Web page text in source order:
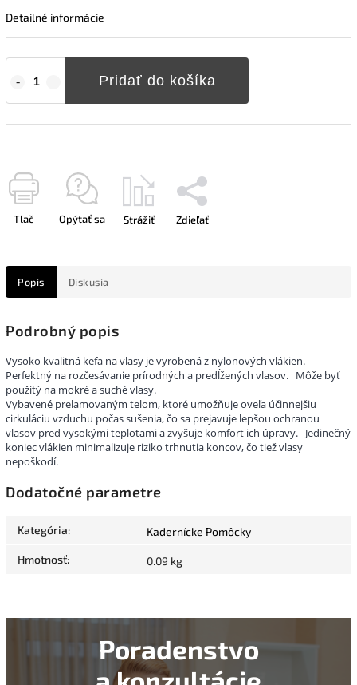
Pridať do košíka
Detailné informácie
Tlač Opýtať sa Strážiť Zdieľať
Popis Diskusia
Podrobný popis
Vysoko kvalitná kefa na vlasy je vyrobená z nylonových vlákien.
Perfektný na rozčesávanie prírodných a predĺžených vlasov. Môže byť
použitý na mokré a suché vlasy.
Vybavené prelamovaným telom, ktoré umožňuje oveľa účinnejšiu
cirkuláciu vzduchu počas sušenia, čo sa prejavuje lepšou ochranou
vlasov pred vysokými teplotami a zvyšuje komfort ich úpravy. Jedinečný
koniec vlákien minimalizuje riziko trhnutia koncov, čo tiež vlasy
nepoškodí.
Dodatočné parametre
Kategória: Kadernícke Pomôcky
Hmotnosť: 0.09 kg
Poradenstvo